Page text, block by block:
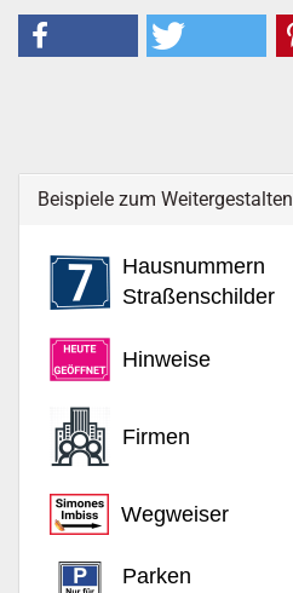
Beispiele zum Weitergestalten
Hausnummern
Straßenschilder
Hinweise
Firmen
Wegweiser
Parken